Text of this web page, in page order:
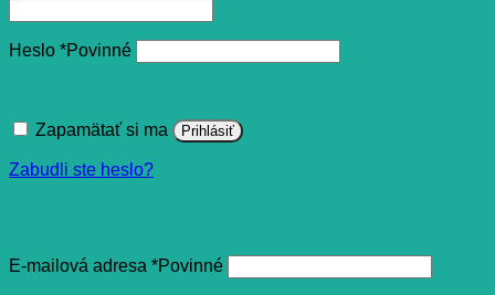
Heslo *Povinné
Zapamätať si ma Prihlásiť
Zabudli ste heslo?
E-mailová adresa *Povinné